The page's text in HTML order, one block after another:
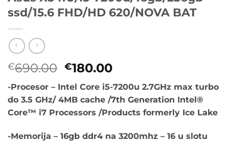
ssd/15.6 FHD/HD 620/NOVA BAT
€690.00 Originalna
cena
je
bila:
€690.00.
€180.00Trenutna
cena
je:
€180.00.
-Procesor – Intel Core i5-7200u 2.7GHz max turbo
do 3.5 GHz/ 4MB cache /7th Generation Intel®
Core™ i7 Processors /Products formerly Ice Lake
-Memorija – 16gb ddr4 na 3200mhz – 16 u slotu